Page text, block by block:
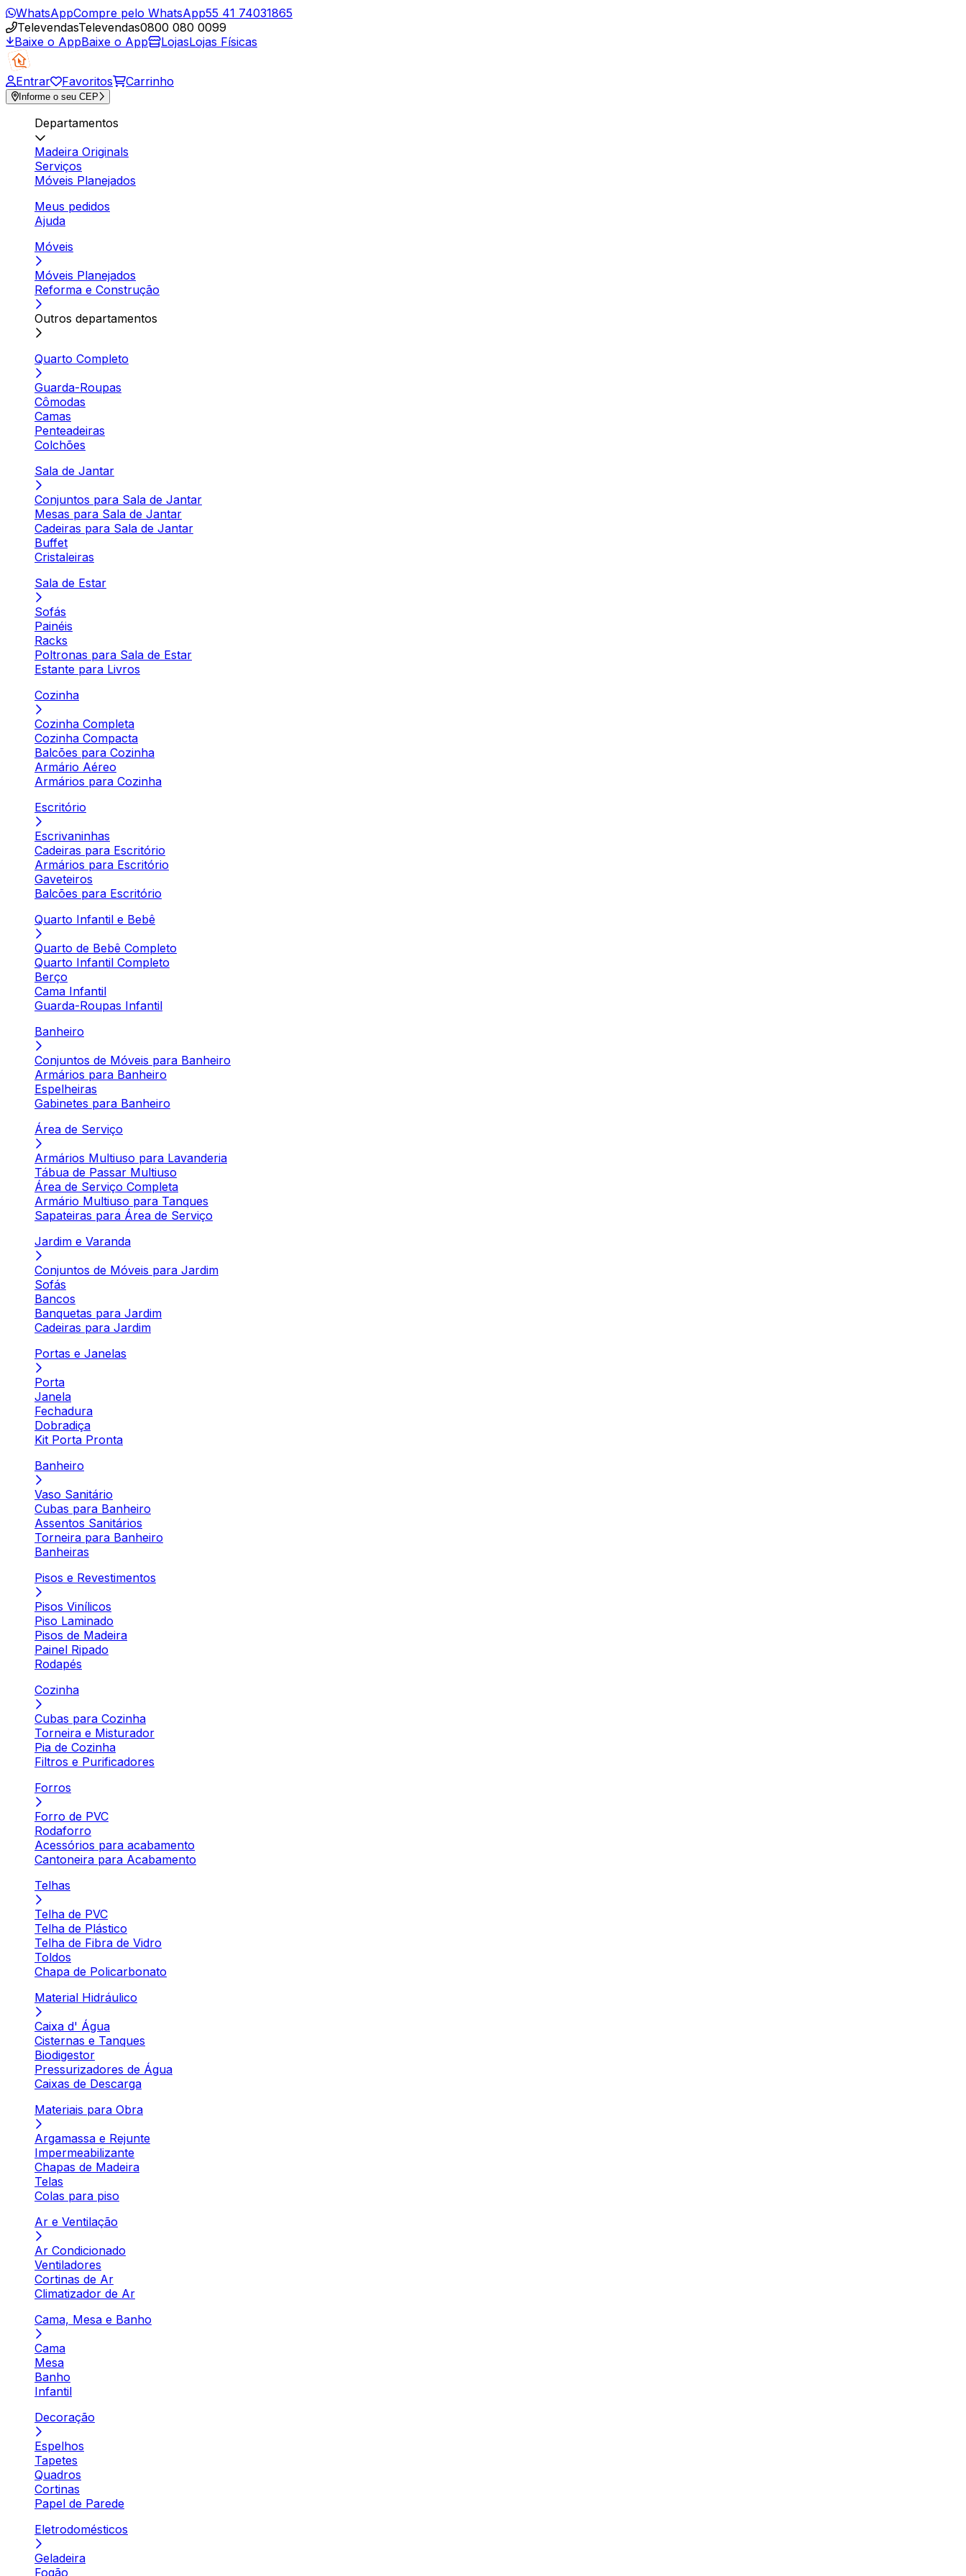
WhatsAppCompre pelo WhatsApp55 41 74031865
TelevendasTelevendas0800 080 0099
Baixe o AppBaixe o App LojasLojas Físicas
Entrar Favoritos Carrinho
Informe o seu CEP
Departamentos
Madeira Originals
Serviços
Móveis Planejados
Meus pedidos
Ajuda
Móveis
Móveis Planejados
Reforma e Construção
Outros departamentos
Quarto Completo
Guarda-Roupas
Cômodas
Camas
Penteadeiras
Colchões
Sala de Jantar
Conjuntos para Sala de Jantar
Mesas para Sala de Jantar
Cadeiras para Sala de Jantar
Buffet
Cristaleiras
Sala de Estar
Sofás
Painéis
Racks
Poltronas para Sala de Estar
Estante para Livros
Cozinha
Cozinha Completa
Cozinha Compacta
Balcões para Cozinha
Armário Aéreo
Armários para Cozinha
Escritório
Escrivaninhas
Cadeiras para Escritório
Armários para Escritório
Gaveteiros
Balcões para Escritório
Quarto Infantil e Bebê
Quarto de Bebê Completo
Quarto Infantil Completo
Berço
Cama Infantil
Guarda-Roupas Infantil
Banheiro
Conjuntos de Móveis para Banheiro
Armários para Banheiro
Espelheiras
Gabinetes para Banheiro
Área de Serviço
Armários Multiuso para Lavanderia
Tábua de Passar Multiuso
Área de Serviço Completa
Armário Multiuso para Tanques
Sapateiras para Área de Serviço
Jardim e Varanda
Conjuntos de Móveis para Jardim
Sofás
Bancos
Banquetas para Jardim
Cadeiras para Jardim
Portas e Janelas
Porta
Janela
Fechadura
Dobradiça
Kit Porta Pronta
Banheiro
Vaso Sanitário
Cubas para Banheiro
Assentos Sanitários
Torneira para Banheiro
Banheiras
Pisos e Revestimentos
Pisos Vinílicos
Piso Laminado
Pisos de Madeira
Painel Ripado
Rodapés
Cozinha
Cubas para Cozinha
Torneira e Misturador
Pia de Cozinha
Filtros e Purificadores
Forros
Forro de PVC
Rodaforro
Acessórios para acabamento
Cantoneira para Acabamento
Telhas
Telha de PVC
Telha de Plástico
Telha de Fibra de Vidro
Toldos
Chapa de Policarbonato
Material Hidráulico
Caixa d' Água
Cisternas e Tanques
Biodigestor
Pressurizadores de Água
Caixas de Descarga
Materiais para Obra
Argamassa e Rejunte
Impermeabilizante
Chapas de Madeira
Telas
Colas para piso
Ar e Ventilação
Ar Condicionado
Ventiladores
Cortinas de Ar
Climatizador de Ar
Cama, Mesa e Banho
Cama
Mesa
Banho
Infantil
Decoração
Espelhos
Tapetes
Quadros
Cortinas
Papel de Parede
Eletrodomésticos
Geladeira
Fogão